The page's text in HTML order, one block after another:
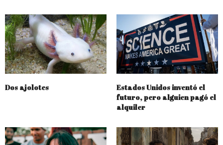
Dos ajolotes
Estados Unidos inventó el
futuro, pero alguien pagó el
alquiler